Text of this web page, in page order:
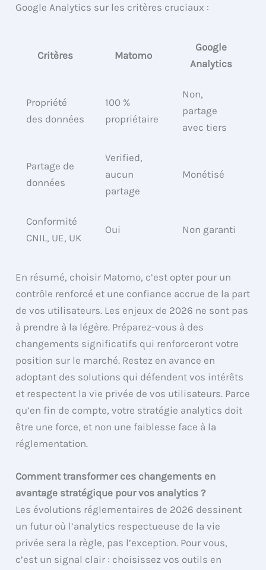
Google Analytics sur les critères cruciaux :
Critères Matomo
Google
Analytics
Propriété
des données
100 %
propriétaire
Non,
partage
avec tiers
Partage de
données
Verified,
aucun
partage
Monétisé
Conformité
CNIL, UE, UK
Oui Non garanti
En résumé, choisir Matomo, c’est opter pour un
contrôle renforcé et une confiance accrue de la part
de vos utilisateurs. Les enjeux de 2026 ne sont pas
à prendre à la légère. Préparez-vous à des
changements significatifs qui renforceront votre
position sur le marché. Restez en avance en
adoptant des solutions qui défendent vos intérêts
et respectent la vie privée de vos utilisateurs. Parce
qu’en fin de compte, votre stratégie analytics doit
être une force, et non une faiblesse face à la
réglementation.
Comment transformer ces changements en
avantage stratégique pour vos analytics ?
Les évolutions réglementaires de 2026 dessinent
un futur où l’analytics respectueuse de la vie
privée sera la règle, pas l’exception. Pour vous,
c’est un signal clair : choisissez vos outils en